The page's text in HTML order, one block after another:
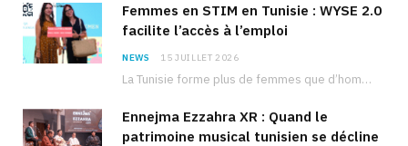
Femmes en STIM en Tunisie : WYSE 2.0
facilite l’accès à l’emploi
NEWS 15 JUILLET 2026
La Tunisie forme plus de femmes que d’hommes dans les filières scientifiques. Pourtant, pour beaucoup…
Ennejma Ezzahra XR : Quand le
patrimoine musical tunisien se décline